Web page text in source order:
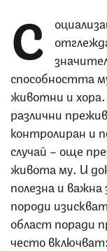
С
способността
животни и хора.
различни
контролиран и
случай – още
живота му. И
полезна и важна
породи
област поради
често